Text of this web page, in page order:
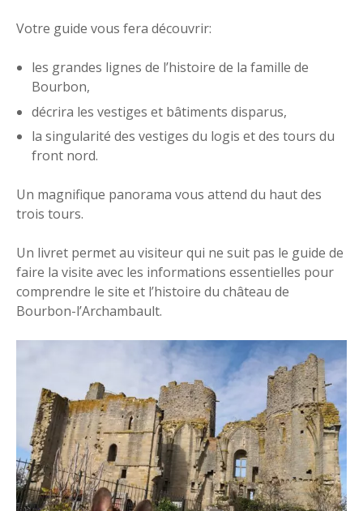
Votre guide vous fera découvrir:
les grandes lignes de l’histoire de la famille de
Bourbon,
décrira les vestiges et bâtiments disparus,
la singularité des vestiges du logis et des tours du
front nord.
Un magnifique panorama vous attend du haut des
trois tours.
Un livret permet au visiteur qui ne suit pas le guide de
faire la visite avec les informations essentielles pour
comprendre le site et l’histoire du château de
Bourbon-l’Archambault.